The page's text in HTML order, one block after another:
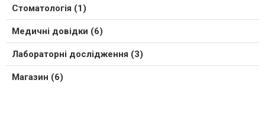
Стоматологія (1)
Медичні довідки (6)
Лабораторні дослідження (3)
Магазин (6)